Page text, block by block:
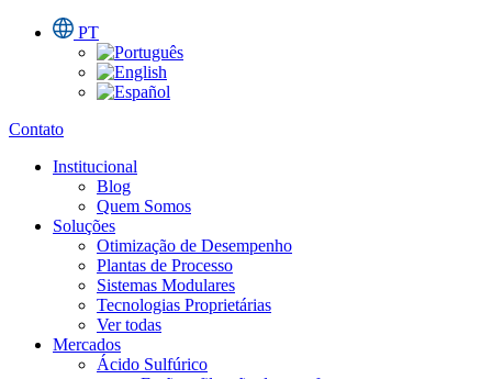
PT
Contato
Institucional
Blog
Quem Somos
Soluções
Otimização de Desempenho
Plantas de Processo
Sistemas Modulares
Tecnologias Proprietárias
Ver todas
Mercados
Ácido Sulfúrico